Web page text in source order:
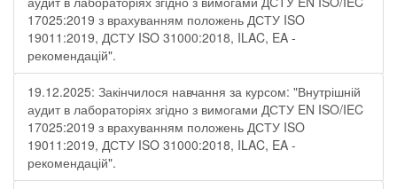
17025:2019 з врахуванням положень ДСТУ ISO
19011:2019, ДСТУ ISO 31000:2018, ILAC, EA -
рекомендацій".
19.12.2025: Закінчилося навчання за курсом: "Внутрішній
аудит в лабораторіях згідно з вимогами ДСТУ EN ISO/IEC
17025:2019 з врахуванням положень ДСТУ ISO
19011:2019, ДСТУ ISO 31000:2018, ILAC, EA -
рекомендацій".